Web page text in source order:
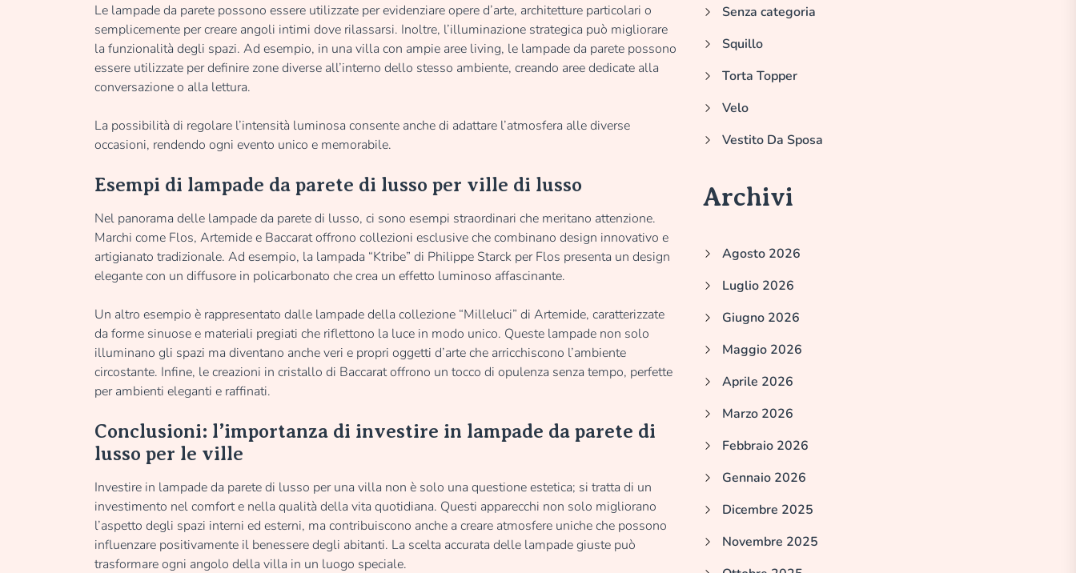
Le lampade da parete possono essere utilizzate per evidenziare opere d’arte, architetture particolari o
semplicemente per creare angoli intimi dove rilassarsi. Inoltre, l’illuminazione strategica può migliorare
la funzionalità degli spazi. Ad esempio, in una villa con ampie aree living, le lampade da parete possono
essere utilizzate per definire zone diverse all’interno dello stesso ambiente, creando aree dedicate alla
conversazione o alla lettura.
La possibilità di regolare l’intensità luminosa consente anche di adattare l’atmosfera alle diverse
occasioni, rendendo ogni evento unico e memorabile.
Esempi di lampade da parete di lusso per ville di lusso
Nel panorama delle lampade da parete di lusso, ci sono esempi straordinari che meritano attenzione.
Marchi come Flos, Artemide e Baccarat offrono collezioni esclusive che combinano design innovativo e
artigianato tradizionale. Ad esempio, la lampada “Ktribe” di Philippe Starck per Flos presenta un design
elegante con un diffusore in policarbonato che crea un effetto luminoso affascinante.
Un altro esempio è rappresentato dalle lampade della collezione “Milleluci” di Artemide, caratterizzate
da forme sinuose e materiali pregiati che riflettono la luce in modo unico. Queste lampade non solo
illuminano gli spazi ma diventano anche veri e propri oggetti d’arte che arricchiscono l’ambiente
circostante. Infine, le creazioni in cristallo di Baccarat offrono un tocco di opulenza senza tempo, perfette
per ambienti eleganti e raffinati.
Conclusioni: l’importanza di investire in lampade da parete di
lusso per le ville
Investire in lampade da parete di lusso per una villa non è solo una questione estetica; si tratta di un
investimento nel comfort e nella qualità della vita quotidiana. Questi apparecchi non solo migliorano
l’aspetto degli spazi interni ed esterni, ma contribuiscono anche a creare atmosfere uniche che possono
influenzare positivamente il benessere degli abitanti. La scelta accurata delle lampade giuste può
trasformare ogni angolo della villa in un luogo speciale.
Senza categoria
Squillo
Torta Topper
Velo
Vestito Da Sposa
Archivi
Agosto 2026
Luglio 2026
Giugno 2026
Maggio 2026
Aprile 2026
Marzo 2026
Febbraio 2026
Gennaio 2026
Dicembre 2025
Novembre 2025